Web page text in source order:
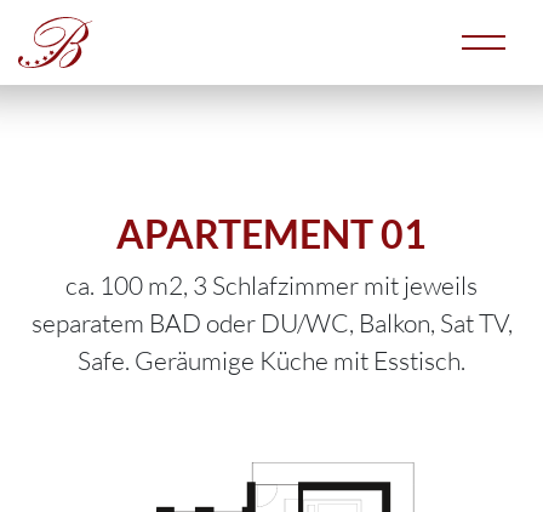
APARTEMENT 01
ca. 100 m2, 3 Schlafzimmer mit jeweils
separatem BAD oder DU/WC, Balkon, Sat TV,
Safe. Geräumige Küche mit Esstisch.